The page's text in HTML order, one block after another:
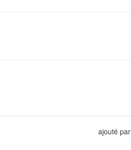
ajouté par